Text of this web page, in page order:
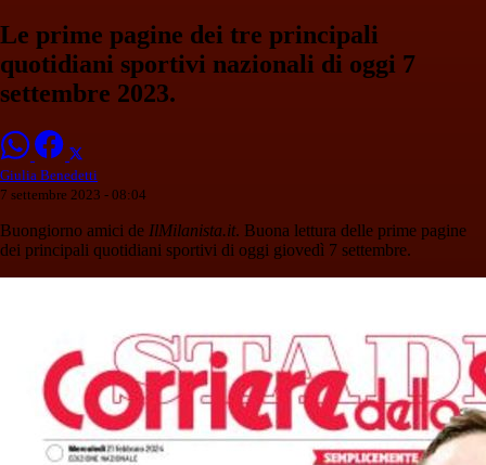
Le prime pagine dei tre principali
quotidiani sportivi nazionali di oggi 7
settembre 2023.
Giulia Benedetti
7 settembre 2023 - 08:04
Buongiorno amici de IlMilanista.it. Buona lettura delle prime pagine
dei principali quotidiani sportivi di oggi giovedì 7 settembre.